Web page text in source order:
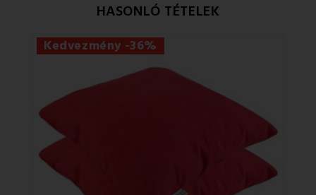
HASONLÓ TÉTELEK
Kedvezmény -36%